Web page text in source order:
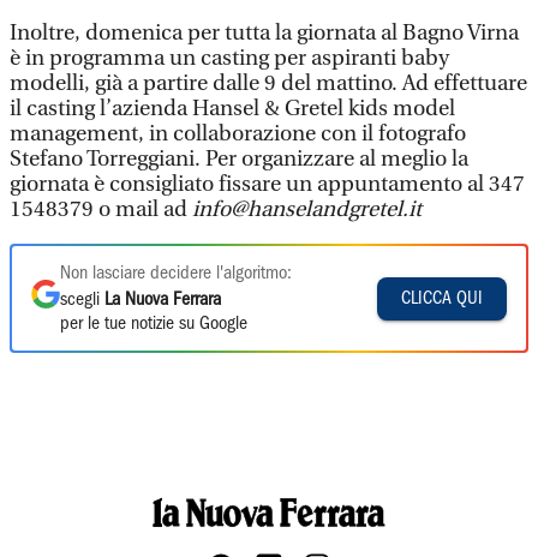
Inoltre, domenica per tutta la giornata al Bagno Virna
è in programma un casting per aspiranti baby
modelli, già a partire dalle 9 del mattino. Ad effettuare
il casting l’azienda Hansel & Gretel kids model
management, in collaborazione con il fotografo
Stefano Torreggiani. Per organizzare al meglio la
giornata è consigliato fissare un appuntamento al 347
1548379 o mail adinfo@hanselandgretel.it
Non lasciare decidere l'algoritmo:
scegli La Nuova Ferrara
per le tue notizie su Google
CLICCA QUI